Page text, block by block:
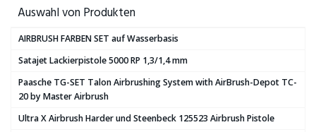
Auswahl von Produkten
AIRBRUSH FARBEN SET auf Wasserbasis
Satajet Lackierpistole 5000 RP 1,3/1,4 mm
Paasche TG-SET Talon Airbrushing System with AirBrush-Depot TC-
20 by Master Airbrush
Ultra X Airbrush Harder und Steenbeck 125523 Airbrush Pistole